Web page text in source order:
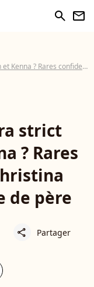
search newsletter
de Christina Milian sur son rôle de père
strict
? Rares
de père
share Partager